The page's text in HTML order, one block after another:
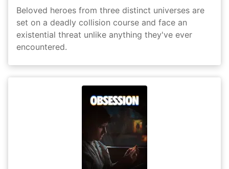
Beloved heroes from three distinct universes are
set on a deadly collision course and face an
existential threat unlike anything they've ever
encountered.